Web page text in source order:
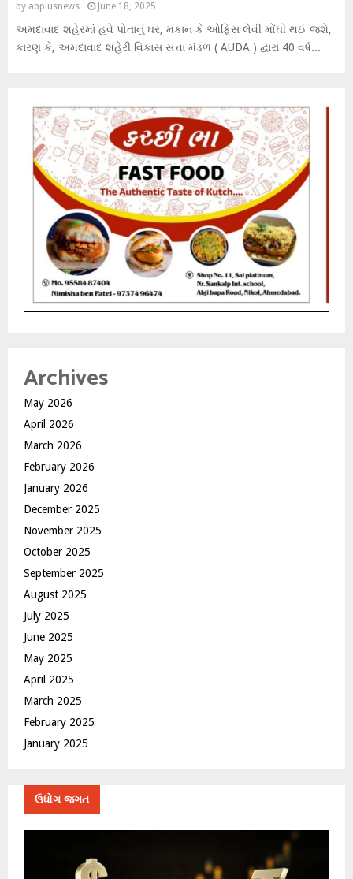
by abplusnews June 18, 2025
અમદાવાદ શહેરમાં હવે પોતાનું ઘર, મકાન કે ઓફિસ લેવી મોંઘી થઈ જશે,
કારણ કે, અમદાવાદ શહેરી વિકાસ સત્તા મંડળ ( AUDA ) દ્વારા 40 વર્ષ...
Archives
May 2026
April 2026
March 2026
February 2026
January 2026
December 2025
November 2025
October 2025
September 2025
August 2025
July 2025
June 2025
May 2025
April 2025
March 2025
February 2025
January 2025
ઉધોગ જગત